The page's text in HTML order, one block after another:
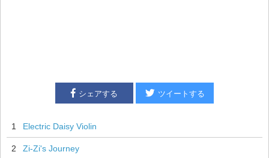
シェアする ツイートする
1 Electric Daisy Violin
2 Zi-Zi's Journey